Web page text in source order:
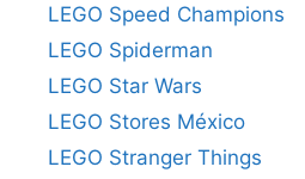
LEGO Speed Champions
LEGO Spiderman
LEGO Star Wars
LEGO Stores México
LEGO Stranger Things